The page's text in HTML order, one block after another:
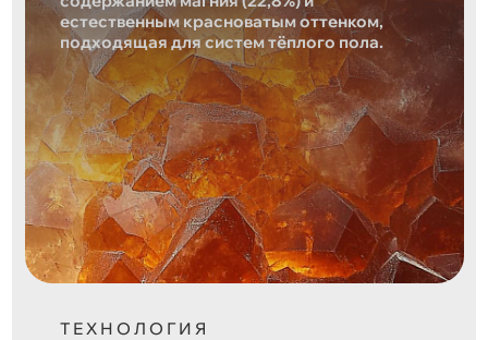
естественным красноватым оттенком,
подходящая для систем тёплого пола.
ТЕХНОЛОГИЯ